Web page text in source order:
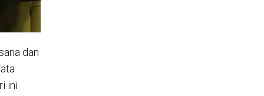
dan
ini